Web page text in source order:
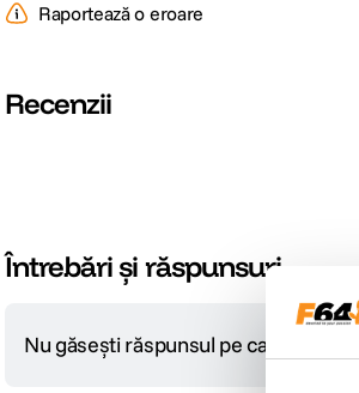
Raportează o eroare
Recenzii
Întrebări și răspunsuri
Nu găsești răspunsul pe care îl cauți?